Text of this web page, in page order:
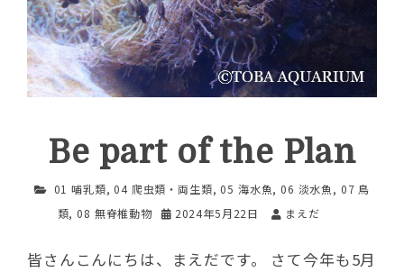
Be part of the Plan
01 哺乳類,04 爬虫類・両生類,05 海水魚,06 淡水魚 , 07 鳥
類,08 無脊椎動物 2024年5月22日 まえだ
皆さんこんにちは、まえだです。 さて今年も5月